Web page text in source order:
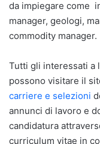
da impiegare come
manager, geologi,
commodity manager.
Tutti gli interessati a
possono visitare il
carriere e selezioni
annunci di lavoro e
candidatura
curriculum vitae in